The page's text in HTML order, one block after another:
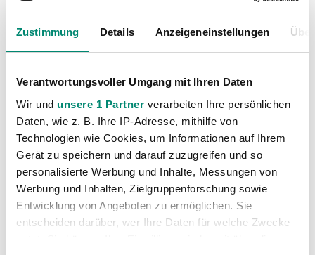
Zustimmung Details Anzeigeneinstellungen
Verantwortungsvoller Umgang mit Ihren Daten
Wir und unsere 1 Partner verarbeiten Ihre persönlichen
Daten, wie z. B. Ihre IP-Adresse, mithilfe von
Technologien wie Cookies, um Informationen auf Ihrem
Gerät zu speichern und darauf zuzugreifen und so
personalisierte Werbung und Inhalte, Messungen von
Werbung und Inhalten, Zielgruppenforschung sowie
Entwicklung von Angeboten zu ermöglichen. Sie
entscheiden darüber, wer Ihre Daten für welche Zwecke
nutzt. Sie können Ihre Einwilligung jederzeit über die